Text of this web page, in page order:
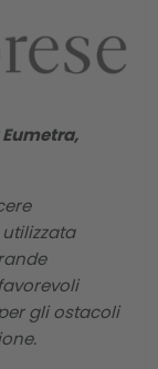
gli ostacoli